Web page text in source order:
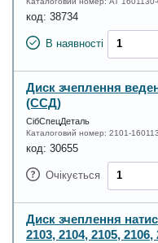
код: 38734
В наявності
Диск зчеплення
(ССД)
СібСпецДеталь
Каталоговий номер: 2101-
код: 30655
Очікується
Диск зчеплення
2103, 2104, 2105,